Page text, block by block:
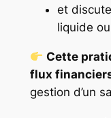
et
liquide
Cette
flux
gestion d’un